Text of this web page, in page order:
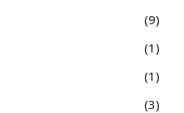
9
1
1
3